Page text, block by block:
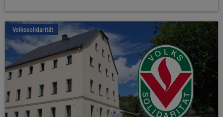
Volkssolidarität